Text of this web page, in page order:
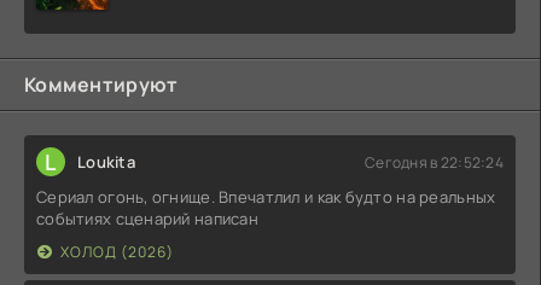
Комментируют
L Loukita Сегодня в 22:52:24
Сериал огонь, огнище. Впечатлил и как будто на реальных
событиях сценарий написан
ХОЛОД (2026)